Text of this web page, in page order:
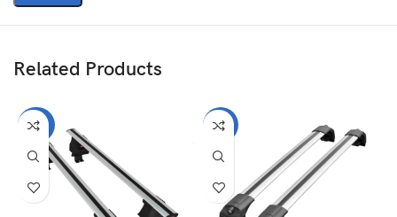
Related Products
-20% -14%